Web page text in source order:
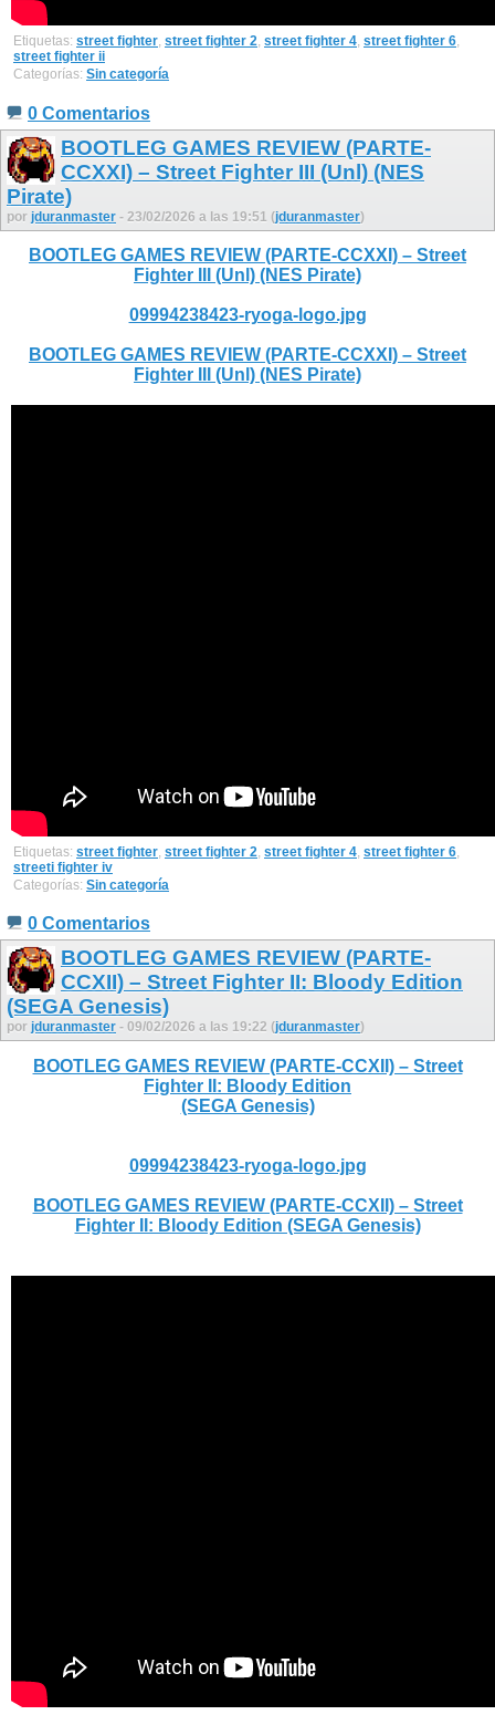
Etiquetas: street fighter, street fighter 2, street fighter 4, street fighter 6,
street fighter ii
Categorías: Sin categoría
0 Comentarios
BOOTLEG GAMES REVIEW (PARTE-
CCXXI) – Street Fighter III (Unl) (NES
Pirate)
por jduranmaster - 23/02/2026 a las 19:51 (jduranmaster)
BOOTLEG GAMES REVIEW (PARTE-CCXXI) – Street
Fighter III (Unl) (NES Pirate)
09994238423-ryoga-logo.jpg
BOOTLEG GAMES REVIEW (PARTE-CCXXI) – Street
Fighter III (Unl) (NES Pirate)
Etiquetas: street fighter, street fighter 2, street fighter 4, street fighter 6,
streeti fighter iv
Categorías: Sin categoría
0 Comentarios
BOOTLEG GAMES REVIEW (PARTE-
CCXII) – Street Fighter II: Bloody Edition
(SEGA Genesis)
por jduranmaster - 09/02/2026 a las 19:22 (jduranmaster)
BOOTLEG GAMES REVIEW (PARTE-CCXII) – Street
Fighter II: Bloody Edition
(SEGA Genesis)
09994238423-ryoga-logo.jpg
BOOTLEG GAMES REVIEW (PARTE-CCXII) – Street
Fighter II: Bloody Edition (SEGA Genesis)